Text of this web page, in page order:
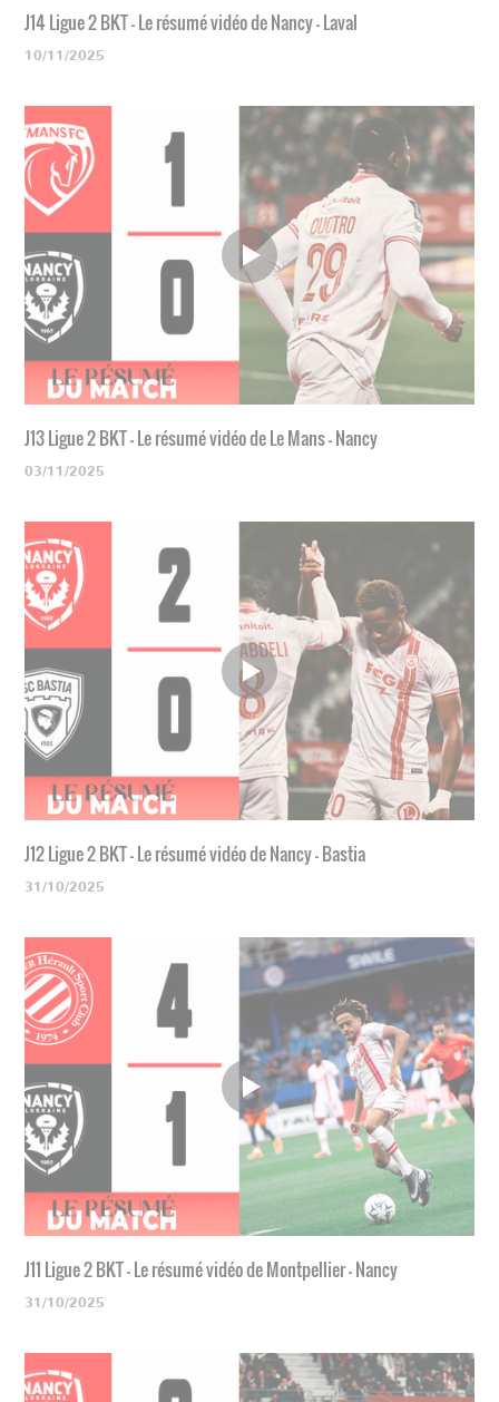
J14 Ligue 2 BKT - Le résumé vidéo de Nancy - Laval
10/11/2025
J13 Ligue 2 BKT - Le résumé vidéo de Le Mans - Nancy
03/11/2025
J12 Ligue 2 BKT - Le résumé vidéo de Nancy - Bastia
31/10/2025
J11 Ligue 2 BKT - Le résumé vidéo de Montpellier - Nancy
31/10/2025